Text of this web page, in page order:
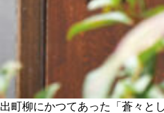
出町柳にかつてあった「蒼々と